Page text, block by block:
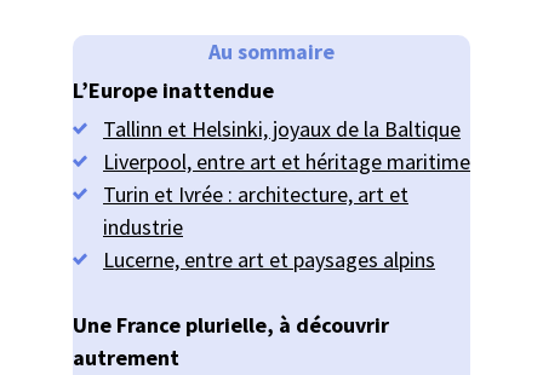
Au sommaire
L’Europe inattendue
Tallinn et Helsinki, joyaux de la Baltique
Liverpool, entre art et héritage maritime
Turin et Ivrée : architecture, art et
industrie
Lucerne, entre art et paysages alpins
Une France plurielle, à découvrir
autrement